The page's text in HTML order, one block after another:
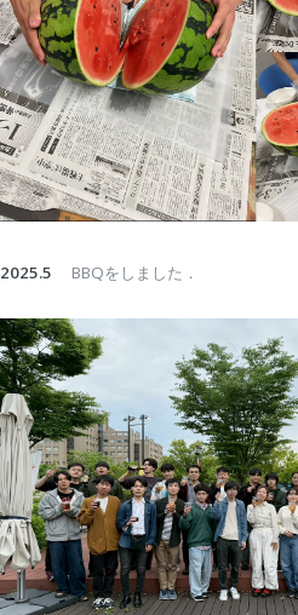
2025.5 BBQをしました．